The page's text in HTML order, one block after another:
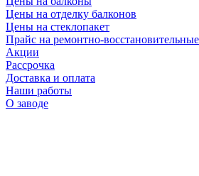
Цены на отделку балконов
Цены на стеклопакет
Прайс на ремонтно-
Акции
Рассрочка
Доставка и оплата
Наши работы
О заводе